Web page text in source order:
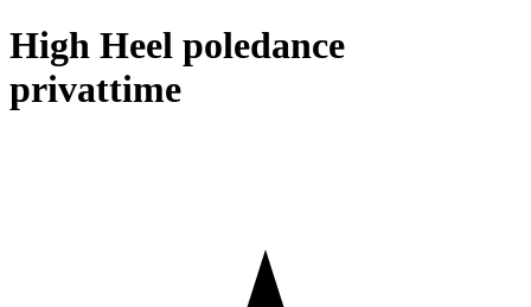
High Heel poledance
privattime